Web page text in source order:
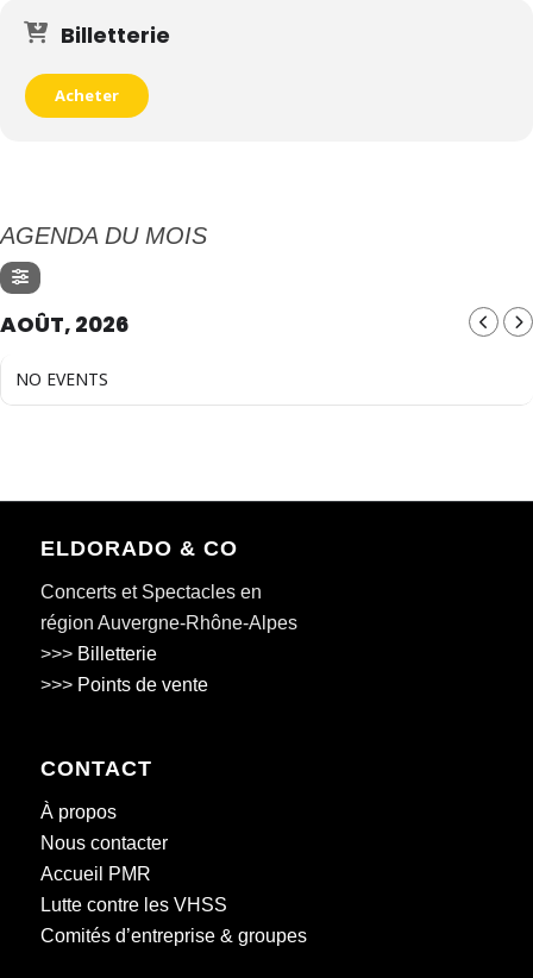
Billetterie
Acheter
AGENDA DU MOIS
AOÛT, 2026
NO EVENTS
ELDORADO & CO
Concerts et Spectacles en
région Auvergne-Rhône-Alpes
>>> Billetterie
>>> Points de vente
CONTACT
À propos
Nous contacter
Accueil PMR
Lutte contre les VHSS
Comités d’entreprise & groupes